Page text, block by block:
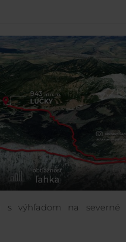
s výhľadom na severné